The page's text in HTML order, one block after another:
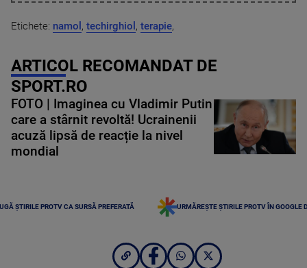
Etichete: namol , techirghiol , terapie,
ARTICOL RECOMANDAT DE
SPORT.RO
FOTO | Imaginea cu Vladimir Putin
care a stârnit revoltă! Ucrainenii
acuză lipsă de reacție la nivel
mondial
ȘTIRILE PROTV CA SURSĂ PREFERATĂ URMĂREȘTE ȘTIRILE PROTV ÎN GOOGLE